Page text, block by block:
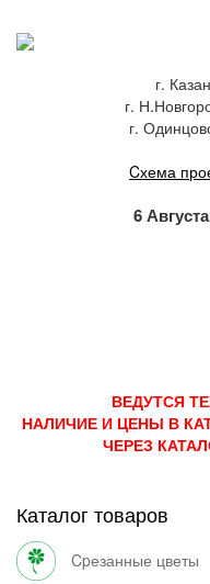
г.
г.
г.
Cхема
6
Как купить
Доставка
ВЕДУТСЯ
НАЛИЧИЕ И ЦЕНЫ В
ЧЕРЕЗ
Каталог товаров
cpезанные цветы